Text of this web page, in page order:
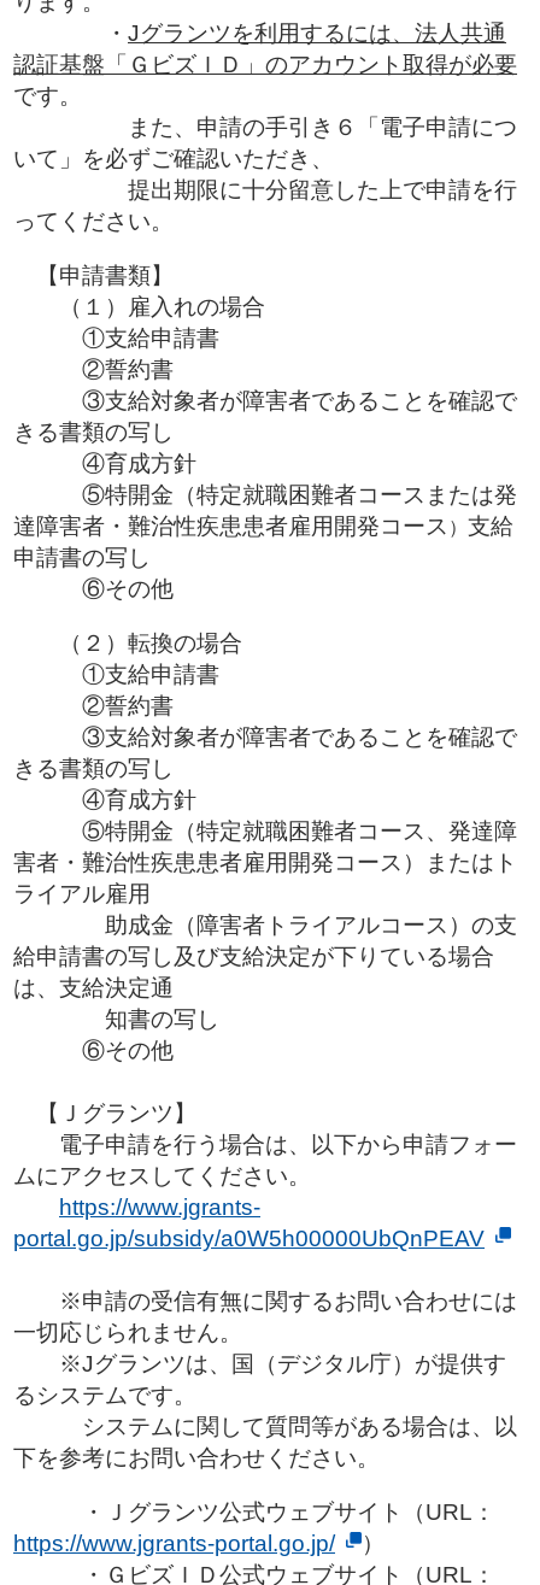
・ Jグランツを利用するには、法人共通
認証基盤「ＧビズＩＤ」のアカウント取得が必要
です。
また、申請の手引き６「電子申請につ
いて」を必ずご確認いただき、
提出期限に十分留意した上で申請を行
ってください。
【申請書類】
（１）雇入れの場合
①支給申請書
②誓約書
③支給対象者が障害者であることを確認で
きる書類の写し
④育成方針
⑤特開金（特定就職困難者コースまたは発
達障害者・難治性疾患患者雇用開発コース ） 支給
申請書の写し
⑥その他
（２）転換の場合
①支給申請書
②誓約書
③支給対象者が障害者であることを確認で
きる書類の写し
④育成方針
⑤特開金（特定就職困難者コース、発達障
害者・難治性疾患患者雇用開発コース）またはト
ライアル雇用
助成金（障害者トライアルコース）の支
給申請書の写し及び支給決定が下りている場合
は、支給決定通
知書の写し
⑥その他
【Ｊグランツ】
電子申請を行う場合は、以下から申請フォー
ムにアクセスしてください。
https://www.jgrants-
portal.go.jp/subsidy/a0W5h00000UbQnPEAV
※申請の受信有無に関するお問い合わせには
一切応じられません。
※Jグランツは、国（デジタル庁）が提供す
るシステムです。
システムに関して質問等がある場合は、以
下を参考にお問い合わせください。
・Ｊグランツ公式ウェブサイト（URL：
https://www.jgrants-portal.go.jp/
）
・ＧビズＩＤ公式ウェブサイト（URL：